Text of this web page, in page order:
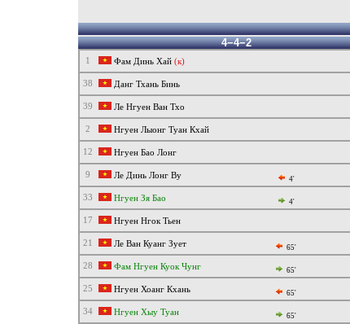
4−4−2
1 Фам Динь Хай (к)
38 Данг Тхань Бинь
39 Ле Нгуен Ван Тхо
2 Нгуен Лыонг Туан Кхай
12 Нгуен Бао Лонг
9 Ле Динь Лонг Ву 4'
33 Нгуен Зя Бао 4'
17 Нгуен Нгок Тьен
21 Ле Ван Куанг Зует 65'
28 Фам Нгуен Куок Чунг 65'
25 Нгуен Хоанг Кхань 65'
34 Нгуен Хыу Туан 65'